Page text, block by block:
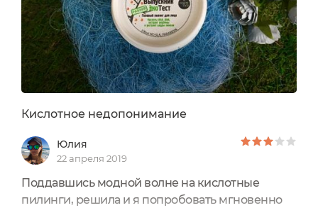
часа 2-3.Это конечно особенность моей кожи,но
я поэксперементировала несколько раз и
больше не использую этот пилинг.Вывод один
то что подходит одному другому может
навредить
Кислотное недопонимание
Юлия
22 апреля 2019
Поддавшись модной волне на кислотные
пилинги, решила и я попробовать мгновенно